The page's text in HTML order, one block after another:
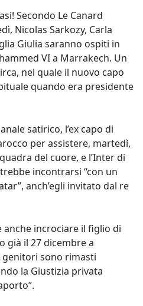
Secondo Le Canard
Nicolas Sarkozy, Carla
Giulia saranno ospiti in
VI a Marrakech. Un
nel quale il nuovo capo
quando era presidente
satirico, l’ex capo di
per assistere, martedì,
del cuore, e l’Inter di
incontrarsi “con un
anch’egli invitato dal re
anche incrociare il figlio di
già il 27 dicembre a
sono rimasti
la Giustizia privata